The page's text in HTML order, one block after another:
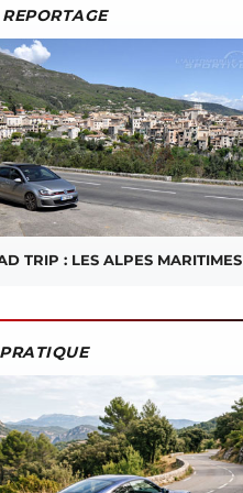
TRIP : LES ALPES MARITIMES